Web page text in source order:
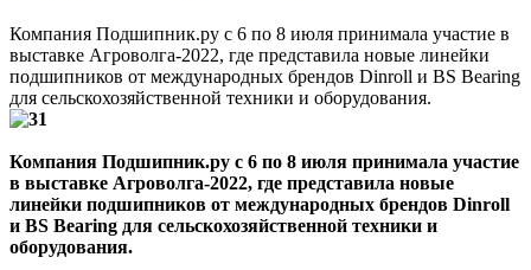
Компания Подшипник.ру с 6 по 8 июля принимала участие в
выставке Агроволга-2022, где представила новые линейки
подшипников от международных брендов Dinroll и BS Bearing
для сельскохозяйственной техники и оборудования.
Компания Подшипник.ру с 6 по 8 июля принимала участие
в выставке Агроволга-2022, где представила новые
линейки подшипников от международных брендов Dinroll
и BS Bearing для сельскохозяйственной техники и
оборудования.